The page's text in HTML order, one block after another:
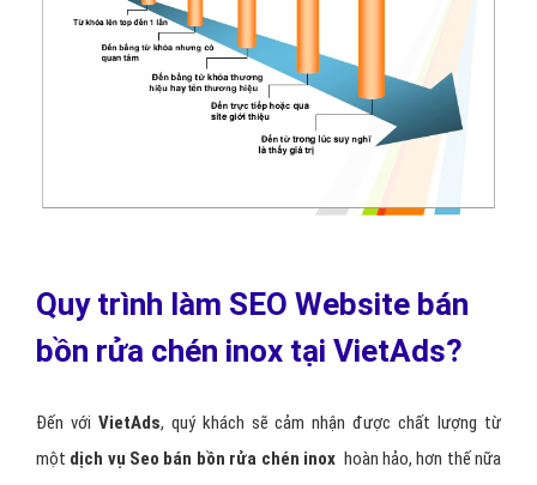
Quy trình làm SEO Website bán
bồn rửa chén inox tại VietAds?
Đến với VietAds, quý khách sẽ cảm nhận được chất lượng từ
một dịch vụ Seo bán bồn rửa chén inox hoàn hảo, hơn thế nữa